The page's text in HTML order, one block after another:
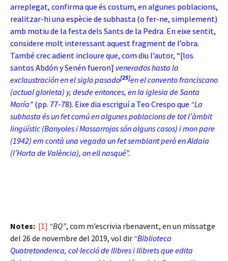
arreplegat, confirma que és costum, en algunes poblacions,
realitzar-hi una espècie de subhasta (o fer-ne, simplement)
amb motiu de la festa dels Sants de la Pedra. En eixe sentit,
considere molt interessant aquest fragment de l’obra.
També crec adient incloure que, com diu l’autor, “[los
santos Abdón y Senén fueron] venerados hasta la
exclaustración en el siglo pasado[25]en el convento franciscano
(actual glorieta) y, desde entonces, en la iglesia de Santa
María” (pp. 77-78). Eixe dia escriguí a Teo Crespo que “La
subhasta és un fet comú en algunes poblacions de tot l’àmbit
lingüístic (Banyoles i Massarrojos són alguns casos) i mon pare
(1942) em contà una vegada un fet semblant però en Aldaia
(l’Horta de València), on ell nasqué”.
Notes: [1] “BQ”, com m’escrivia rbenavent, en un missatge
del 26 de novembre del 2019, vol dir “Biblioteca
Quatretondenca, col·lecció de llibres i llibrets que edita